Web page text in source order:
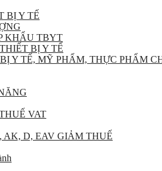
BỊ Y TẾ
KHẨU TBYT
BỊ Y TẾ
Y TẾ, MỸ PHẨM, THỰC PHẨM
VAT
AK, D, EAV GIẢM THUẾ